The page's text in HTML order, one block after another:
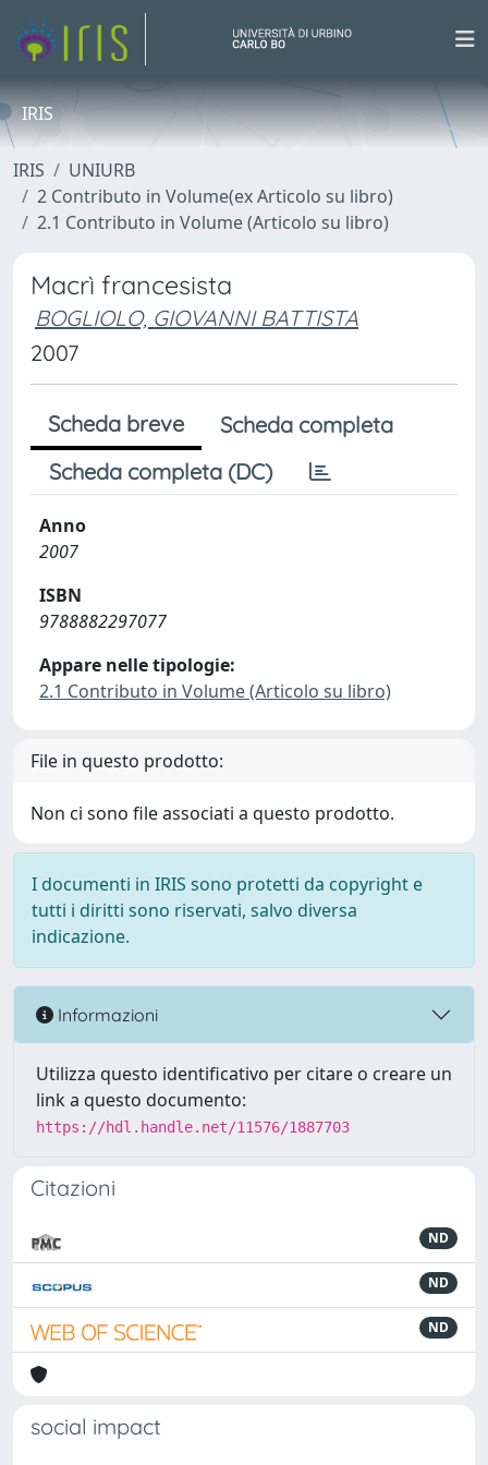
IRIS
IRIS
UNIURB
2 Contributo in Volume(ex Articolo su libro)
2.1 Contributo in Volume (Articolo su libro)
Macrì francesista
BOGLIOLO, GIOVANNI BATTISTA
2007
Scheda breve
Scheda completa
Scheda completa (DC)
Anno
2007
ISBN
9788882297077
Appare nelle tipologie:
2.1 Contributo in Volume (Articolo su libro)
File in questo prodotto:
Non ci sono file associati a questo prodotto.
I documenti in IRIS sono protetti da copyright e
tutti i diritti sono riservati, salvo diversa
indicazione.
Informazioni
Utilizza questo identificativo per citare o creare un
link a questo documento:
https://hdl.handle.net/11576/1887703
Citazioni
ND
ND
ND
social impact